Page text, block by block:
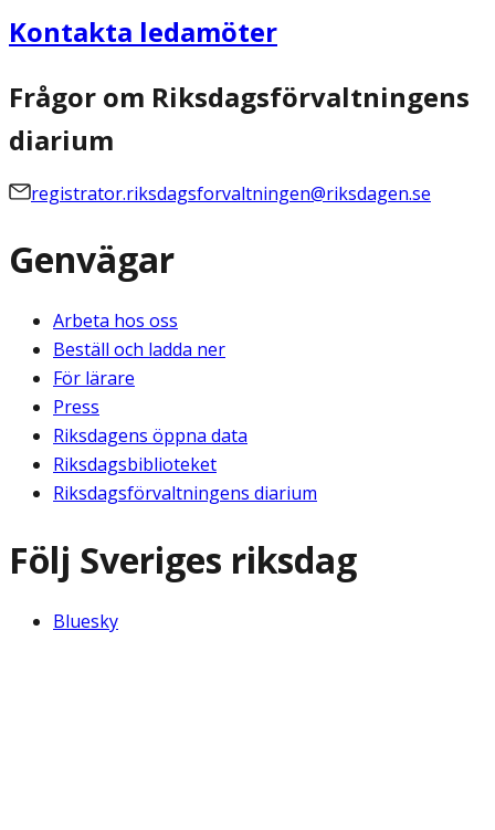
Kontakta ledamöter
Frågor om Riksdagsförvaltningens
diarium
registrator.riksdagsforvaltningen@riksdagen.se
Genvägar
Arbeta hos oss
Beställ och ladda ner
För lärare
Press
Riksdagens öppna data
Riksdagsbiblioteket
Riksdagsförvaltningens diarium
Följ Sveriges riksdag
Bluesky